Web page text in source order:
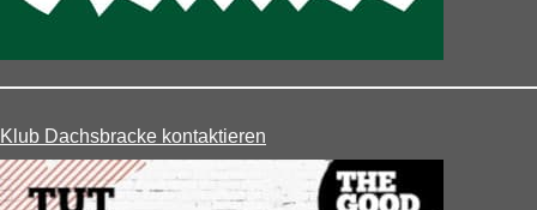
Klub Dachsbracke kontaktieren